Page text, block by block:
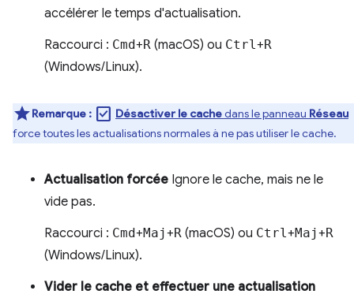
accélérer le temps d'actualisation.
Raccourci : Cmd+R (macOS) ou Ctrl +R
(Windows/Linux).
Remarque : check_box Désactiver le cachedans le panneau Réseau
force toutes les actualisations normales à ne pas utiliser le cache.
Actualisation forcée Ignore le cache, mais ne le
vide pas.
Raccourci : Cmd+Maj+R (macOS) ou Ctrl+Maj+R
(Windows/Linux).
Vider le cache et effectuer une actualisation